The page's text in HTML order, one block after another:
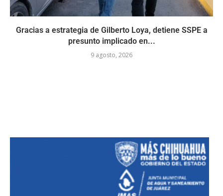
Gracias a estrategia de Gilberto Loya, detiene SSPE a
presunto implicado en...
9 agosto, 2026